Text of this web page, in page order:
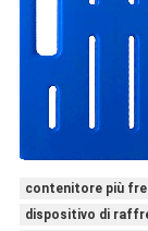
contenitore più
dispositivo di